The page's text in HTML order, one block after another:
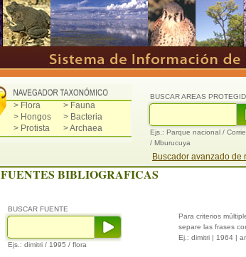
> Flora
> Fauna
> Hongos
> Bacteria
> Protista
> Archaea
BUSCAR AREAS
Ejs.: Parque nacional /
/ Mburucuya
Buscador avanzado de
FUENTES BIBLIOGRAFICAS
BUSCAR FUENTE
Ejs.: dimitri / 1995 / flora
Para criterios
separe las frases
Ej.: dimitri | 1964 |